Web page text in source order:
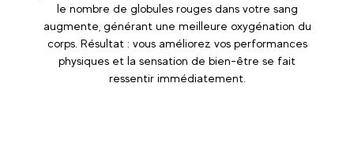
le nombre de globules rouges dans votre sang
augmente, générant une meilleure oxygénation du
corps. Résultat : vous améliorez vos performances
physiques et la sensation de bien-être se fait
ressentir immédiatement.